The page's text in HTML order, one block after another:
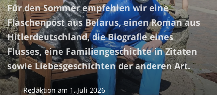
Für den Sommer empfehlen wir eine
Flaschenpost aus Belarus, einen Roman aus
Hitlerdeutschland, die Biografie eines
Flusses, eine Familiengeschichte in Zitaten
sowie Liebesgeschichten der anderen Art.
Redaktion am 1. Juli 2026